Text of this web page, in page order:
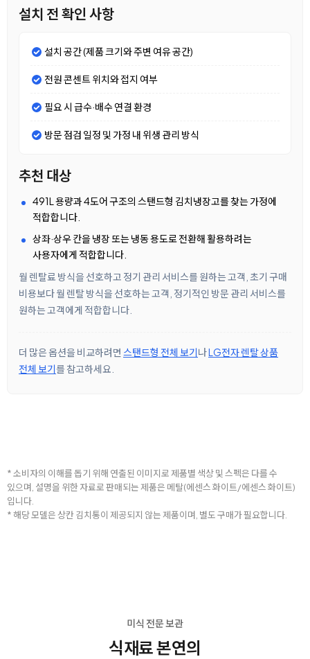
설치 전 확인 사항
설치 공간 (제품 크기와 주변 여유 공간)
전원 콘센트 위치와 접지 여부
필요 시 급수·배수 연결 환경
방문 점검 일정 및 가정 내 위생 관리 방식
추천 대상
491L 용량과 4도어 구조의 스탠드형 김치냉장고를 찾는 가정에
적합합니다.
상좌·상우 칸을 냉장 또는 냉동 용도로 전환해 활용하려는
사용자에게 적합합니다.
월 렌탈료 방식을 선호하고 정기 관리 서비스를 원하는 고객, 초기 구매
비용보다 월 렌탈 방식을 선호하는 고객, 정기적인 방문 관리 서비스를
원하는 고객에게 적합합니다.
더 많은 옵션을 비교하려면 스탠드형 전체 보기나LG전자 렌탈 상품
전체 보기를 참고하세요.
* 소비자의 이해를 돕기 위해 연출된 이미지로 제품별 색상 및 스펙은 다를 수
있으며, 설명을 위한 자료로 판매되는 제품은 메탈(에센스 화이트/에센스 화이트)
입니다.
* 해당 모델은 상칸 김치통이 제공되지 않는 제품이며, 별도 구매가 필요합니다.
미식 전문 보관
식재료 본연의